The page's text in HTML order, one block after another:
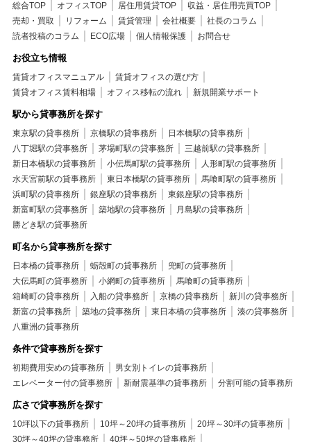
総合TOP オフィスTOP 居住用賃貸TOP
収益・居住用売買TOP
売却・買取
リフォーム 賃貸管理 会社概要
社長のコラム
読者投稿のコラム
ECO広場 個人情報保護 お問合せ
お役立ち情報
賃貸オフィスマニュアル
賃貸オフィスの選び方
賃貸オフィス賃料相場
オフィス移転の流れ 新規開業サポート
駅から貸事務所を探す
東京駅の貸事務所 京橋駅の貸事務所
日本橋駅の貸事務所
八丁堀駅の貸事務所
茅場町駅の貸事務所
三越前駅の貸事務所
新日本橋駅の貸事務所
小伝馬町駅の貸事務所
人形町駅の貸事務所
水天宮前駅の貸事務所
東日本橋駅の貸事務所
馬喰町駅の貸事務所
浜町駅の貸事務所
銀座駅の貸事務所
東銀座駅の貸事務所
新富町駅の貸事務所
築地駅の貸事務所
月島駅の貸事務所
勝どき駅の貸事務所
町名から貸事務所を探す
日本橋の貸事務所 蛎殻町の貸事務所
兜町の貸事務所
大伝馬町の貸事務所
小網町の貸事務所
馬喰町の貸事務所
箱崎町の貸事務所
入船の貸事務所 京橋の貸事務所
新川の貸事務所
新富の貸事務所
築地の貸事務所 東日本橋の貸事務所
湊の貸事務所
八重洲の貸事務所
条件で貸事務所を探す
初期費用安めの貸事務所
男女別トイレの貸事務所
エレベーター付の貸事務所
新耐震基準の貸事務所 分割可能の貸事務所
広さで貸事務所を探す
10坪以下の貸事務所 10坪～20坪の貸事務所
20坪～30坪の貸事務所
30坪～40坪の貸事務所
40坪～50坪の貸事務所